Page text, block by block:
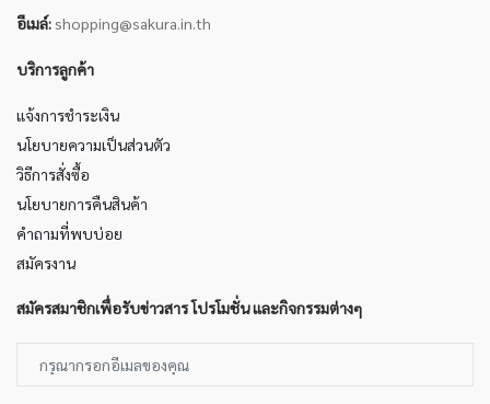
อีเมล์: shopping@sakura.in.th
บริการลูกค้า
แจ้งการชำระเงิน
นโยบายความเป็นส่วนตัว
วิธีการสั่งซื้อ
นโยบายการคืนสินค้า
คำถามที่พบบ่อย
สมัครงาน
สมัครสมาชิกเพื่อรับข่าวสาร โปรโมชั่น และกิจกรรมต่างๆ